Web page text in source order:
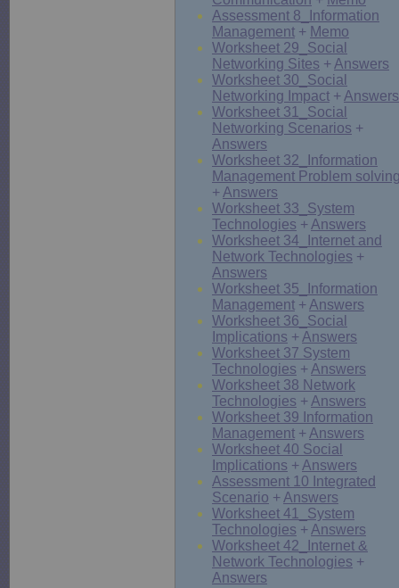
Assessment 8_Information
Management + Memo
Worksheet 29_Social
Networking Sites + Answers
Worksheet 30_Social
Networking Impact + Answers
Worksheet 31_Social
Networking Scenarios +
Answers
Worksheet 32_Information
Management Problem
+ Answers
Worksheet 33_System
Technologies + Answers
Worksheet 34_Internet and
Network Technologies +
Answers
Worksheet 35_Information
Management + Answers
Worksheet 36_Social
Implications + Answers
Worksheet 37 System
Technologies + Answers
Worksheet 38 Network
Technologies + Answers
Worksheet 39 Information
Management + Answers
Worksheet 40 Social
Implications + Answers
Assessment 10 Integrated
Scenario + Answers
Worksheet 41_System
Technologies + Answers
Worksheet 42_Internet &
Network Technologies +
Answers